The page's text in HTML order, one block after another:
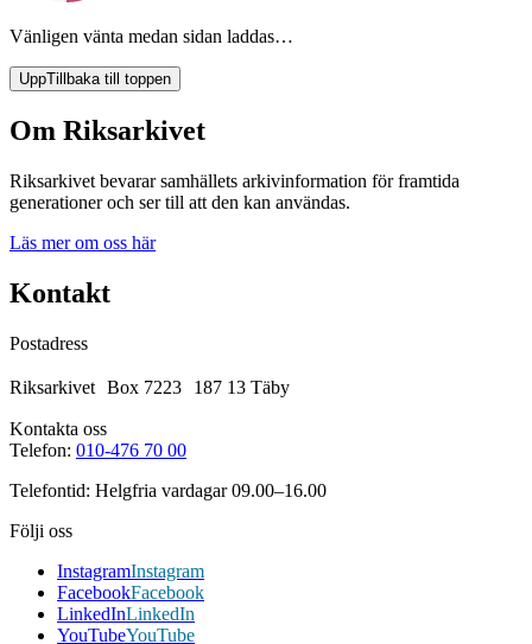
Vänligen vänta medan sidan laddas…
UppTillbaka till toppen
Om Riksarkivet
Riksarkivet bevarar samhällets arkivinformation för framtida
generationer och ser till att den kan användas.
Läs mer om oss här
Kontakt
Postadress
Riksarkivet Box 7223 187 13 Täby
Kontakta oss
Telefon: 010-476 70 00
Telefontid: Helgfria vardagar 09.00–16.00
Följi oss
InstagramInstagram
FacebookFacebook
LinkedInLinkedIn
YouTubeYouTube